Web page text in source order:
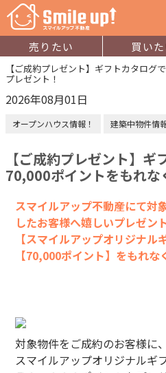
売りたい 買い
【ご成約プレゼント】ギフトカタログ
プレゼント！
2026年08月01日
オープンハウス情報！ 建築中物件情
【ご成約プレゼント】
70,000ポイントをもれな
スマイルアップ不動産にて対
したお客様へ嬉しいプレゼン
【スマイルアップオリジナ
【70,000ポイント】をもれ
対象物件をご成約のお客様に、
スマイルアップオリジナルギ